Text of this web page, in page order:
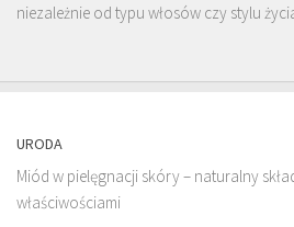
niezależnie od typu włosów czy stylu
URODA
Miód w pielęgnacji skóry – naturalny
właściwościami